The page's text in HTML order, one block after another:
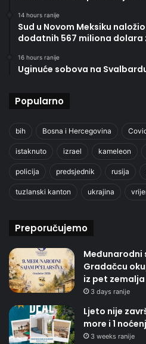
14 hours ranije
Sud u Novom Meksiku
dodatnih 567 miliona
16 hours ranije
Uginuće sobova na
Popularno
bih Bosna i Hercegovina
istaknuto izrael kameleon
policija predsjednik rusija
tuzlanski kanton ukrajina
Preporučujemo
Međunarodni
Gradačcu
iz pet zemalja
3 days ranije
Ljeto nije
more i 1
3 weeks ranije